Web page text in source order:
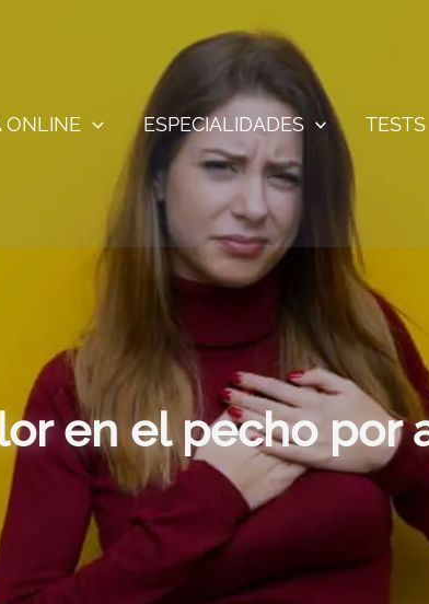
ONLINE ESPECIALIDADES TESTS
en el pecho por